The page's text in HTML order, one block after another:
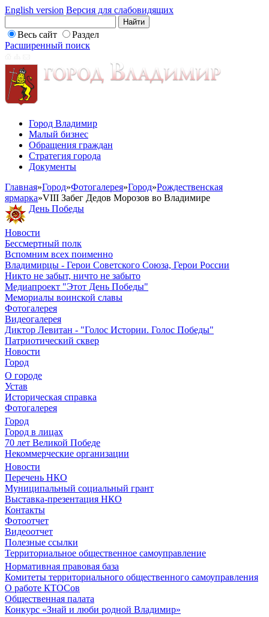
English version Версия для слабовидящих
Весь сайт
Раздел
Расширенный поиск
Город Владимир
Малый бизнес
Обращения граждан
Стратегия города
Документы
Главная»Город»Фотогалерея»Город»Рождественская
ярмарка»VIII Забег Дедов Морозов во Владимире
День Победы
Новости
Бессмертный полк
Вспомним всех поименно
Владимирцы - Герои Советского Союза, Герои России
Никто не забыт, ничто не забыто
Медиапроект "Этот День Победы"
Мемориалы воинской славы
Фотогалерея
Видеогалерея
Диктор Левитан - "Голос Истории. Голос Победы"
Патриотический сквер
Новости
Город
О городе
Устав
Историческая справка
Фотогалерея
Город
Город в лицах
70 лет Великой Победе
Некоммерческие организации
Новости
Перечень НКО
Муниципальный социальный грант
Выставка-презентация НКО
Контакты
Фотоотчет
Видеоотчет
Полезные ссылки
Территориальное общественное самоуправление
Нормативная правовая база
Комитеты территориального общественного самоуправления
О работе КТОСов
Общественная палата
Конкурс «Знай и люби родной Владимир»